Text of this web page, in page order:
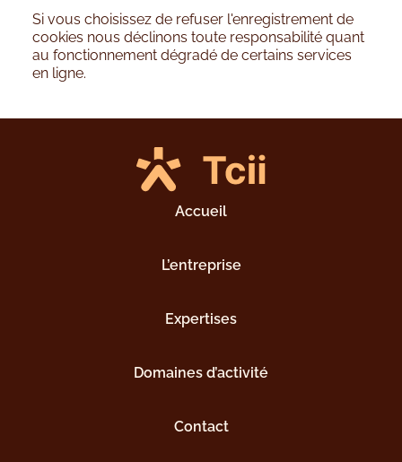
Si vous choisissez de refuser l'enregistrement de
cookies nous déclinons toute responsabilité quant
au fonctionnement dégradé de certains services
en ligne.
Accueil
L’entreprise
Expertises
Domaines d’activité
Contact